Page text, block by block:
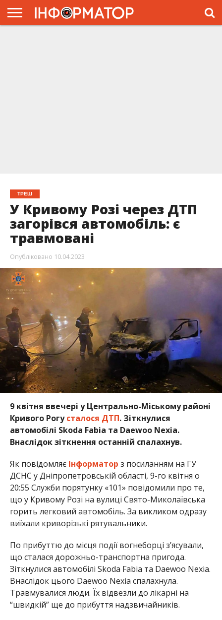
ТРЕШ
У Кривому Розі через ДТП
загорівся автомобіль: є
травмовані
Опубліковано 10.04.2023
9 квітня ввечері у Центрально-Міському районі
Кривого Рогусталося ДТП. Зіткнулися
автомобілі Skoda Fabia та Daewoo Nexia.
Внаслідок зіткнення останній спалахнув.
Як повідомляє Інформатор з посиланням на ГУ
ДСНС у Дніпропетровській області, 9-го квітня о
20:55 Служби порятунку «101» повідомили про те,
що у Кривому Розі на вулиці Свято-Миколаївська
горить легковий автомобіль. За викликом одразу
виїхали криворізькі рятувальники.
По прибуттю до місця події вогнеборці з’ясували,
що сталася дорожньо-транспортна пригода.
Зіткнулися автомобілі Skoda Fabia та Daewoo Nexia.
Внаслідок цього Daewoo Nexia спалахнула.
Травмувалися люди. Їх відвезли до лікарні на
“швидкій” ще до прибуття надзвичайників.